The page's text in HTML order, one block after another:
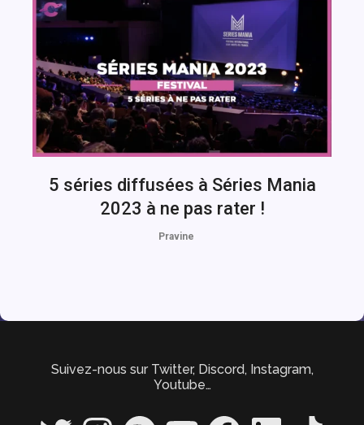
5 séries diffusées à Séries Mania
2023 à ne pas rater !
Pravine
Suivez-nous sur Twitter, Discord, Instagram,
Youtube…
Twitter InstagramSpotify YouTube FacebookLinkedIn TikTok